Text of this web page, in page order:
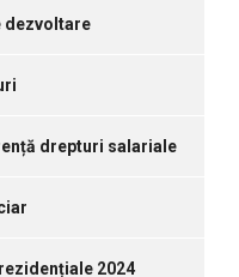
dezvoltare
drepturi salariale
2024